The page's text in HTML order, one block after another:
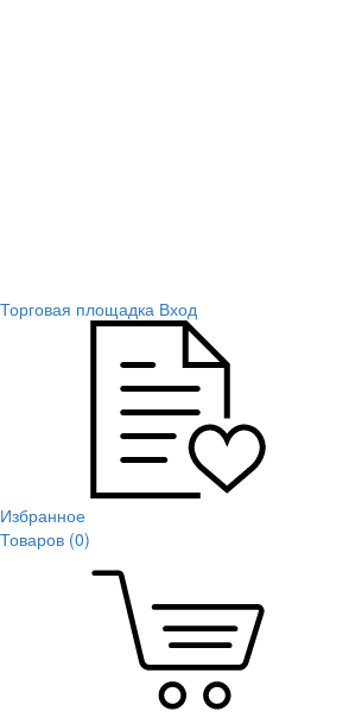
Торговая площадка Вход
Избранное
Товаров (0)